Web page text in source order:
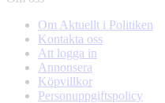
Om Aktuellt i Politiken
Kontakta oss
Att logga in
Annonsera
Köpvillkor
Personuppgiftspolicy